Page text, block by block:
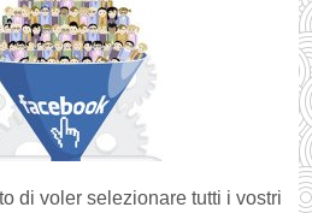
di voler selezionare tutti i vostri